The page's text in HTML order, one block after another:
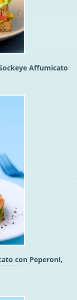
Affumicato
con Peperoni,